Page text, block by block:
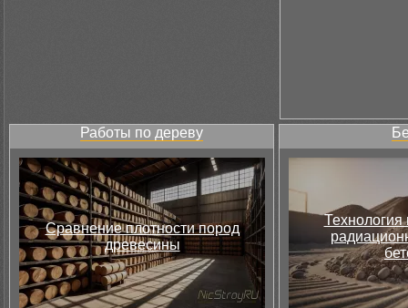
Работы по дереву
Сравнение плотности пород
древесины
Технология